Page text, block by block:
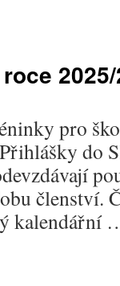
pro
do
členství.